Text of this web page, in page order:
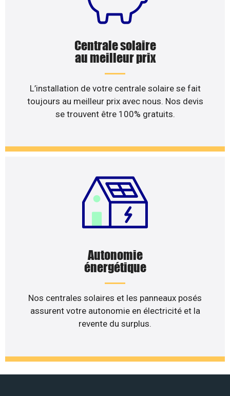
Centrale solaire
au meilleur prix
L’installation de votre centrale solaire se fait
toujours au meilleur prix avec nous. Nos devis
se trouvent être 100% gratuits.
Autonomie
énergétique
Nos centrales solaires et les panneaux posés
assurent votre autonomie en électricité et la
revente du surplus.